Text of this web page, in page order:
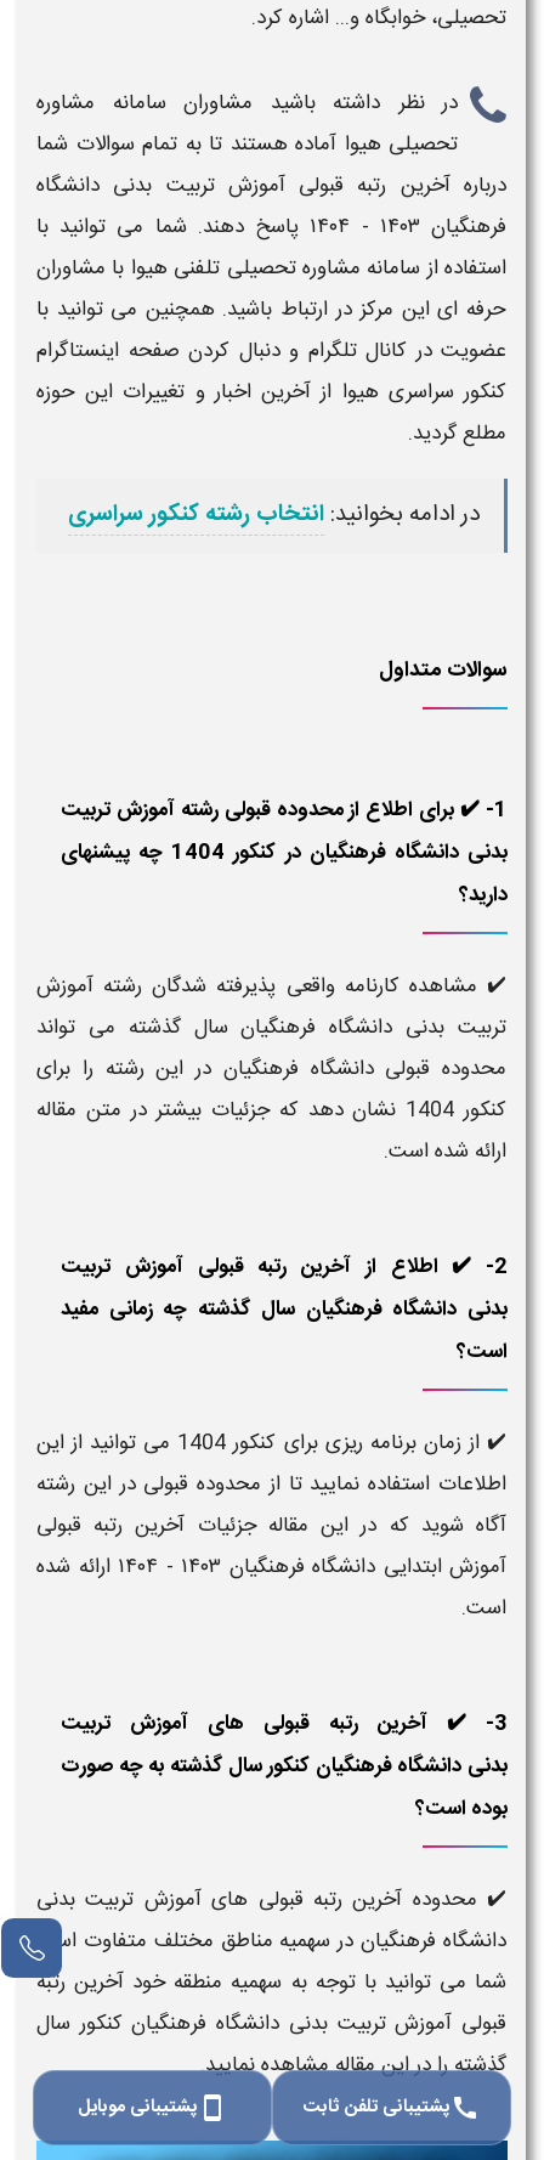
تحصیلی، خوابگاه و... اشاره کرد.
در نظر داشته باشید مشاوران سامانه مشاوره
تحصیلی هیوا آماده هستند تا به تمام سوالات شما
دربارهآخرین رتبه قبولی آموزش تربیت بدنی دانشگاه
فرهنگیان ۱۴۰۳ - ۱۴۰۴
پاسخ دهند. شما می توانید با
استفاده از سامانه مشاوره تحصیلی تلفنی هیوا با مشاوران
حرفه ای این مرکز در ارتباط باشید. همچنین می توانید با
عضویت در کانال تلگرام و دنبال کردن صفحه اینستاگرام
کنکور سراسری هیوا از آخریناخبار و تغییرات این حوزه
مطلع گردید.
در ادامه بخوانید:انتخاب رشته کنکور سراسری
سوالات متداول
1- ✔️ برای اطلاع از محدوده قبولی رشته آموزش تربیت
بدنی دانشگاه فرهنگیان در کنکور 1404 چه پیشنهای
دارید؟
✔️ مشاهده کارنامه واقعی پذیرفته شدگان رشته آموزش
تربیت بدنی دانشگاه فرهنگیان سال گذشته می تواند
محدوده قبولی دانشگاه فرهنگیان در این رشته را برای
کنکور 1404 نشان دهد که جزئیات بیشتر در متن مقاله
ارائه شده است.
2- ✔️ اطلاع از آخرین رتبه قبولی آموزش تربیت
بدنی دانشگاه فرهنگیان سال گذشته چه زمانی مفید
است؟
✔️ از زمان برنامه ریزی برای کنکور 1404 می توانید از این
اطلاعات استفاده نمایید تا از محدوده قبولی در این رشته
آگاه شوید که در این مقاله جزئیات آخرین رتبه قبولی
آموزش ابتدایی دانشگاه فرهنگیان ۱۴۰۳ - ۱۴۰۴ ارائه شده
است.
3- ✔️ آخرین رتبه قبولی های آموزش تربیت
بدنی دانشگاه فرهنگیان کنکور سال گذشته به چه صورت
بوده است؟
✔️ محدوده آخرین رتبه قبولی های آموزش تربیت بدنی
دانشگاه فرهنگیان در سهمیه مناطق مختلف متفاوت است
شما می توانید با توجه به سهمیه منطقه خود آخرین رتبه
قبولی آموزش تربیت بدنی دانشگاه فرهنگیان کنکور سال
گذشته را در این مقاله مشاهده نمایید.
callپشتیبانی تلفن ثابت smartphone پشتیبانی موبایل